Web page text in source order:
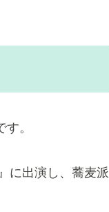
。
に出演し、蕎麦派